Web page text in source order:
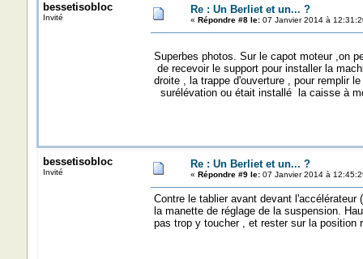
bessetisobloc
Invité
Re : Un Berliet et un... ?
« Répondre #8 le:07 Janvier 2014 à
Superbes photos. Sur le capot moteur ,on
de recevoir le support pour installer la
droite , la trappe d'ouverture , pour remplir
surélévation ou était installé la caisse à
bessetisobloc
Invité
Re : Un Berliet et un... ?
« Répondre #9 le:07 Janvier 2014 à
Contre le tablier avant devant
la manette de réglage de la suspension.
pas trop y toucher , et rester sur la position